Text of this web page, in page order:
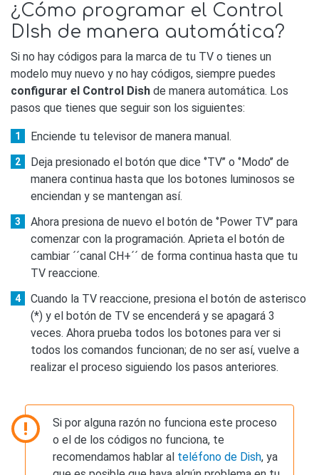
¿Cómo programar el Control
DIsh de manera automática?
Si no hay códigos para la marca de tu TV o tienes un
modelo muy nuevo y no hay códigos, siempre puedes
configurar el Control Dish de manera automática. Los
pasos que tienes que seguir son los siguientes:
Enciende tu televisor de manera manual.
Deja presionado el botón que dice ‘’TV’’ o ‘’Modo’’ de
manera continua hasta que los botones luminosos se
enciendan y se mantengan así.
Ahora presiona de nuevo el botón de ‘’Power TV’’ para
comenzar con la programación. Aprieta el botón de
cambiar ´´canal CH+´´ de forma continua hasta que tu
TV reaccione.
Cuando la TV reaccione, presiona el botón de asterisco
(*) y el botón de TV se encenderá y se apagará 3
veces. Ahora prueba todos los botones para ver si
todos los comandos funcionan; de no ser así, vuelve a
realizar el proceso siguiendo los pasos anteriores.
Si por alguna razón no funciona este proceso
o el de los códigos no funciona, te
recomendamos hablar al teléfono de Dish, ya